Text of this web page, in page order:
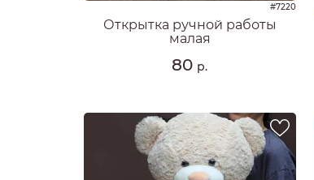
#7220
Открытка ручной работы
малая
80 р.
Новинка